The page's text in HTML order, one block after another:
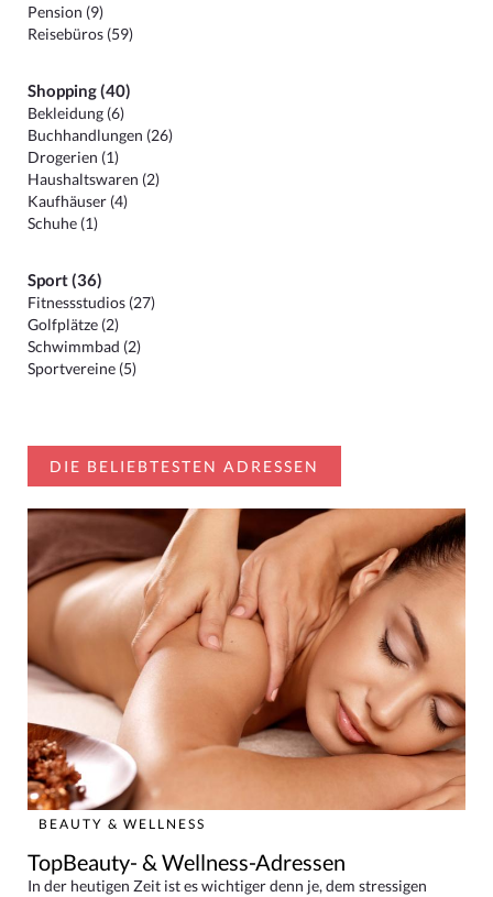
Pension (9)
Reisebüros (59)
Shopping (40)
Bekleidung (6)
Buchhandlungen (26)
Drogerien (1)
Haushaltswaren (2)
Kaufhäuser (4)
Schuhe (1)
Sport (36)
Fitnessstudios (27)
Golfplätze (2)
Schwimmbad (2)
Sportvereine (5)
DIE BELIEBTESTEN ADRESSEN
BEAUTY & WELLNESS
TopBeauty- & Wellness-Adressen
In der heutigen Zeit ist es wichtiger denn je, dem stressigen